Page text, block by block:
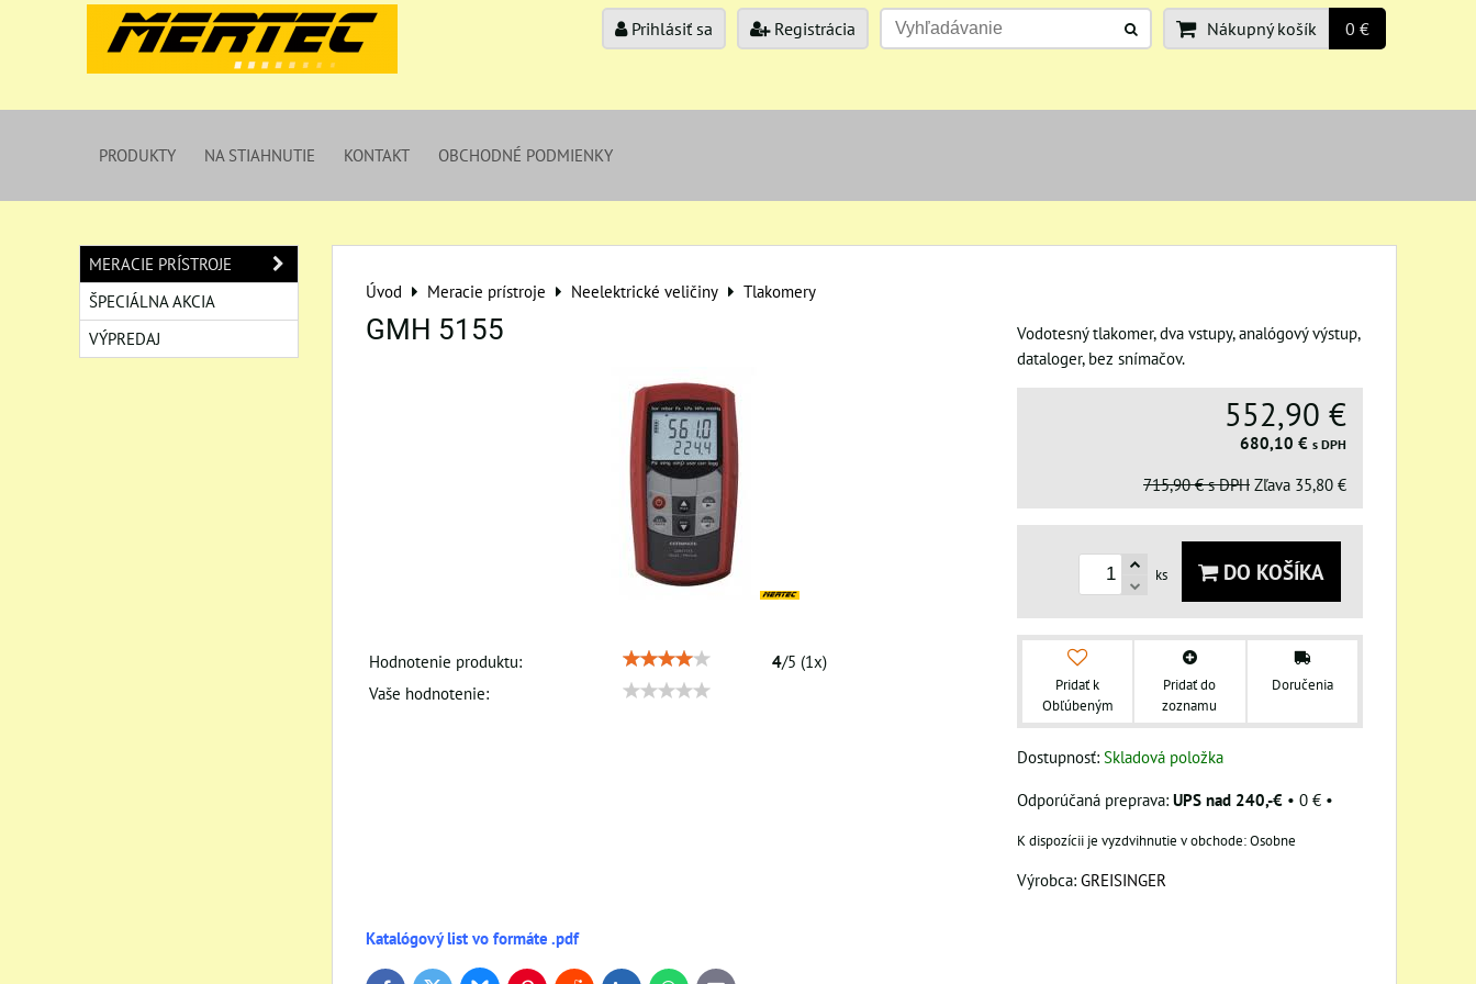
Prihlásiť sa Registrácia Nákupný košík 0 €
PRODUKTY NA STIAHNUTIE KONTAKT OBCHODNÉ PODMIENKY
Úvod Meracie prístroje Neelektrické veličiny Tlakomery
GMH 5155
Hodnotenie produktu: 4/5 (1x)
Vaše hodnotenie:
Vodotesný tlakomer, dva vstupy, analógový výstup,
dataloger, bez snímačov.
552,90 €
680,10 € s DPH
715,90 € s DPH Zľava 35,80 €
ks DO KOŠÍKA
Pridať k
Obľúbeným
Pridať do
zoznamu
Doručenia
Dostupnosť: Skladová položka
UPS nad 240,-€ • 0 € •
Osobne
Výrobca: GREISINGER
Katalógový list vo formáte .pdf
MERACIE PRÍSTROJE
ŠPECIÁLNA AKCIA
VÝPREDAJ